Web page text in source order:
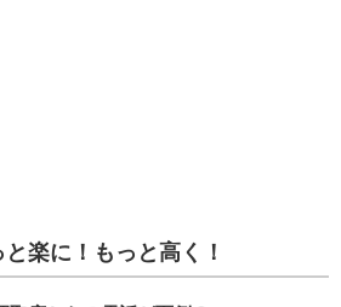
楽に！もっと高く！